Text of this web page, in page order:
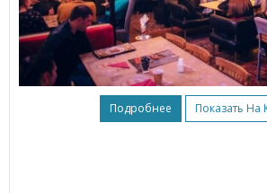
Подробнее Показать На